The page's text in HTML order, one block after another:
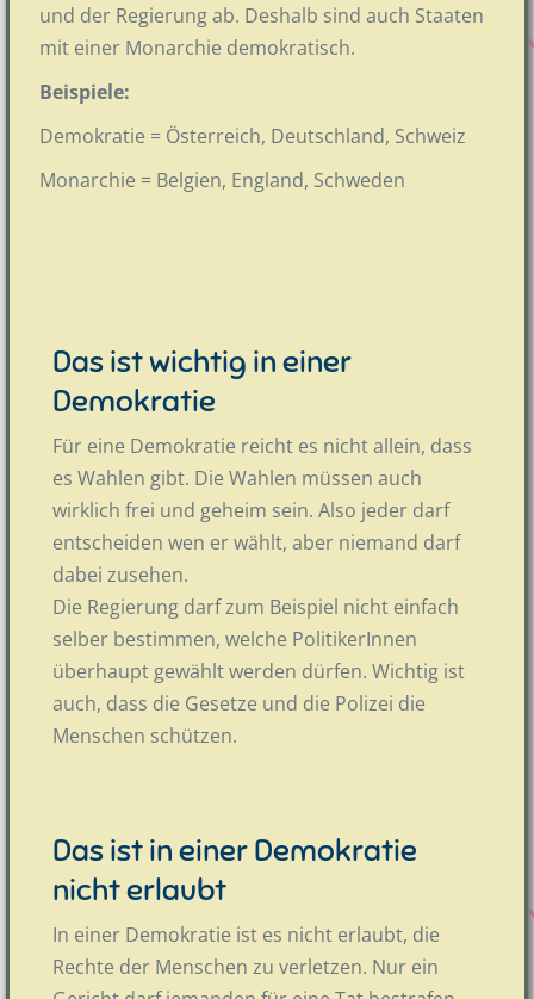
und der Regierung ab. Deshalb sind auch Staaten
mit einer Monarchie demokratisch.
Beispiele:
Demokratie = Österreich, Deutschland, Schweiz
Monarchie = Belgien, England, Schweden
Das ist wichtig in einer
Demokratie
Für eine Demokratie reicht es nicht allein, dass
es Wahlen gibt. Die Wahlen müssen auch
wirklich frei und geheim sein. Also jeder darf
entscheiden wen er wählt, aber niemand darf
dabei zusehen.
Die Regierung darf zum Beispiel nicht einfach
selber bestimmen, welche PolitikerInnen
überhaupt gewählt werden dürfen. Wichtig ist
auch, dass die Gesetze und die Polizei die
Menschen schützen.
Das ist in einer Demokratie
nicht erlaubt
In einer Demokratie ist es nicht erlaubt, die
Rechte der Menschen zu verletzen. Nur ein